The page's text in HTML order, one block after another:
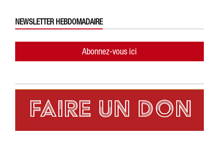
NEWSLETTER HEBDOMADAIRE
Abonnez-vous ici